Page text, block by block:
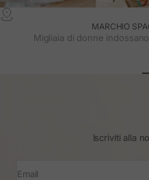
MARCHIO
Migliaia di donne
Iscriviti alla
Email